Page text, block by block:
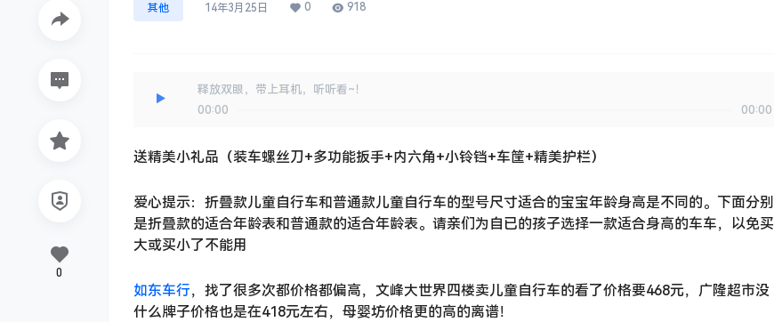
其他 14年3月25日 0 918
释放双眼，带上耳机，听听看~！
00:00
00:00
送精美小礼品（装车螺丝刀+多功能扳手+内六角+小铃铛+车筐+精美护栏）
爱心提示：折叠款儿童自行车和普通款儿童自行车的型号尺寸适合的宝宝年龄身高是不同的。下面分别
是折叠款的适合年龄表和普通款的适合年龄表。请亲们为自已的孩子选择一款适合身高的车车，以免买
大或买小了不能用
如东车行，找了很多次都价格都偏高，文峰大世界四楼卖儿童自行车的看了价格要468元，广隆超市没
什么牌子价格也是在418元左右，母婴坊价格更的高的离谱！
0